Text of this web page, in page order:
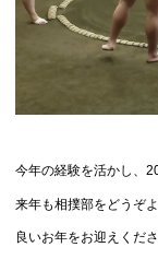
今年の経験を活かし、
来年も相撲部をどうぞ
良いお年をお迎えくださ